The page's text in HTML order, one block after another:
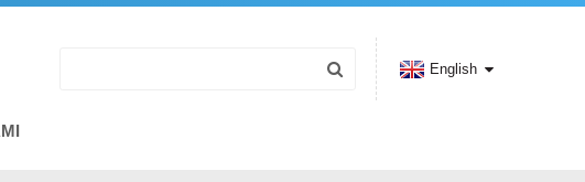
English